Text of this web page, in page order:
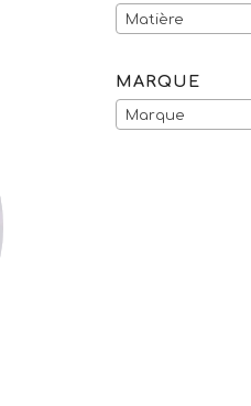
Matière
MARQUE
Marque